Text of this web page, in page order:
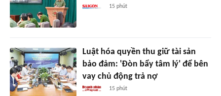
15 phút
Luật hóa quyền thu giữ tài sản
bảo đảm: 'Đòn bẩy tâm lý' để bên
vay chủ động trả nợ
15 phút